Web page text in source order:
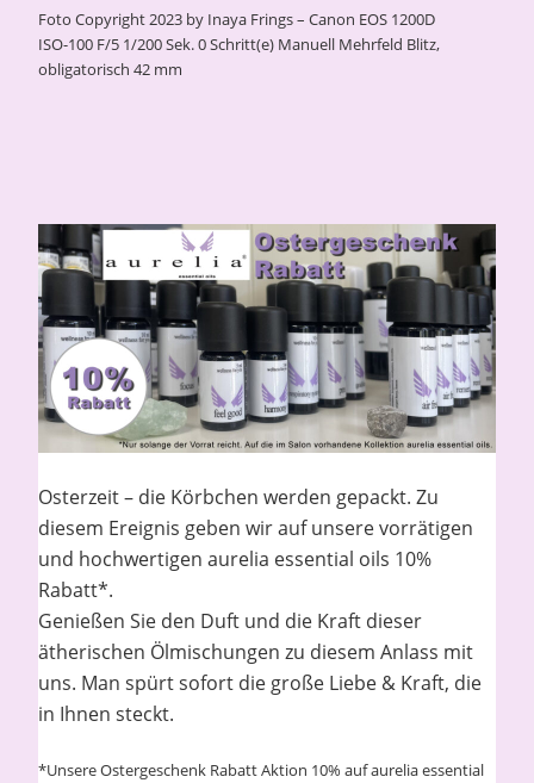
Foto Copyright 2023 by Inaya Frings – Canon EOS 1200D
ISO-100 F/5 1/200 Sek. 0 Schritt(e) Manuell Mehrfeld Blitz,
obligatorisch 42 mm
Osterzeit – die Körbchen werden gepackt. Zu
diesem Ereignis geben wir auf unsere vorrätigen
und hochwertigen aurelia essential oils 10%
Rabatt*.
Genießen Sie den Duft und die Kraft dieser
ätherischen Ölmischungen zu diesem Anlass mit
uns. Man spürt sofort die große Liebe & Kraft, die
in Ihnen steckt.
*Unsere Ostergeschenk Rabatt Aktion 10% auf aurelia essential